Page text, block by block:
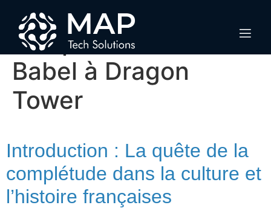
Le symbole de la
complétude : de
Babel à Dragon
Tower
Introduction : La quête de la
complétude dans la culture et
l’histoire françaises